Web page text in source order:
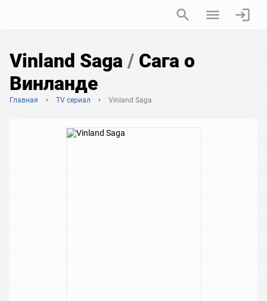
Vinland Saga / Сага о
Винланде
Главная TV сериал Vinland Saga